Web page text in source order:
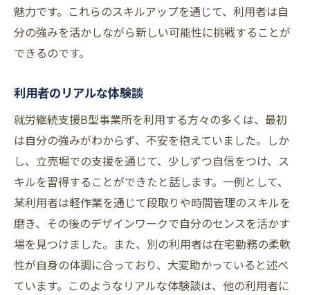
魅力です。これらのスキルアップを通じて、利用者は自
分の強みを活かしながら新しい可能性に挑戦することが
できるのです。
利用者のリアルな体験談
就労継続支援B型事業所を利用する方々の多くは、最初
は自分の強みがわからず、不安を抱えていました。しか
し、立売堀での支援を通じて、少しずつ自信をつけ、ス
キルを習得することができたと話します。一例として、
某利用者は軽作業を通じて段取りや時間管理のスキルを
磨き、その後のデザインワークで自分のセンスを活かす
場を見つけました。また、別の利用者は在宅勤務の柔軟
性が自身の体調に合っており、大変助かっていると述べ
ています。このようなリアルな体験談は、他の利用者に